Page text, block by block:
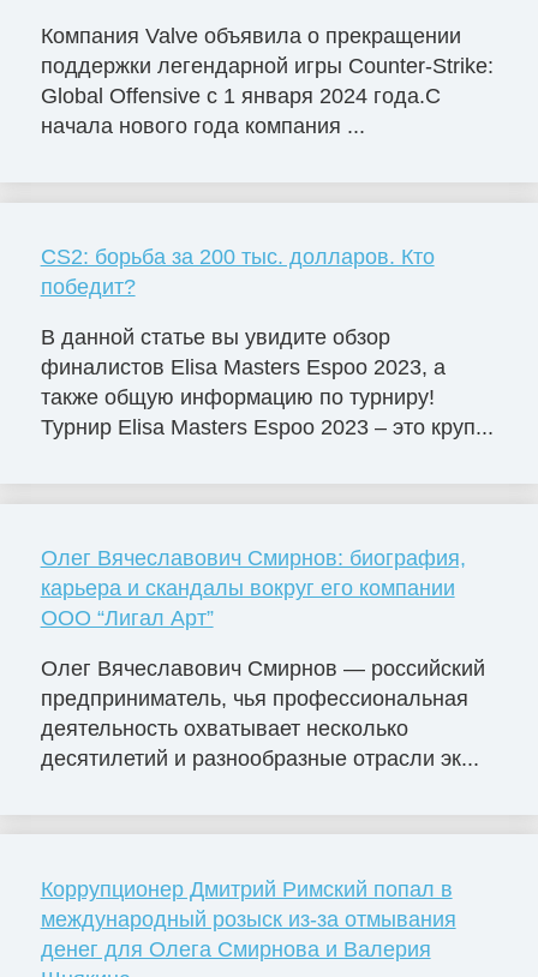
Компания Valve объявила о прекращении
поддержки легендарной игры Counter-Strike:
Global Offensive с 1 января 2024 года.С
начала нового года компания ...
CS2: борьба за 200 тыс. долларов. Кто
победит?
В данной статье вы увидите обзор
финалистов Elisa Masters Espoо 2023, а
также общую информацию по турниру!
Турнир Elisa Masters Espoo 2023 – это круп...
Олег Вячеславович Смирнов: биография,
карьера и скандалы вокруг его компании
ООО “Лигал Арт”
Олег Вячеславович Смирнов — российский
предприниматель, чья профессиональная
деятельность охватывает несколько
десятилетий и разнообразные отрасли эк...
Коррупционер Дмитрий Римский попал в
международный розыск из-за отмывания
денег для Олега Смирнова и Валерия